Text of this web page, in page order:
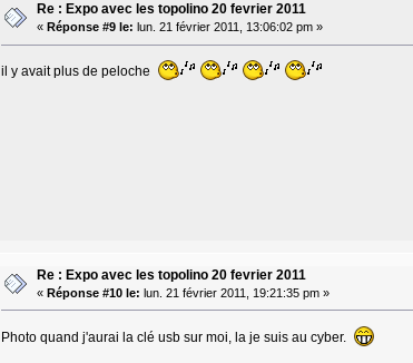
Re : Expo avec les topolino 20 fevrier 2011
« Réponse #9 le: lun. 21 février 2011, 13:06:02 pm »
il y avait plus de peloche
Re : Expo avec les topolino 20 fevrier 2011
« Réponse #10 le: lun. 21 février 2011, 19:21:35 pm »
Photo quand j'aurai la clé usb sur moi, la je suis au cyber.